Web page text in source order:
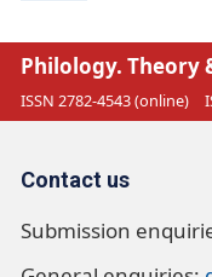
Philology. Theory
ISSN 2782-4543 (online)
Contact us
Submission